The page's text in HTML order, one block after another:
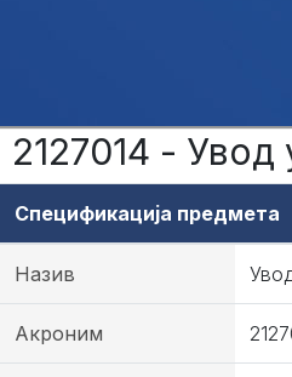
2127014 - Увод
Спецификација предмета
Назив
Акроним